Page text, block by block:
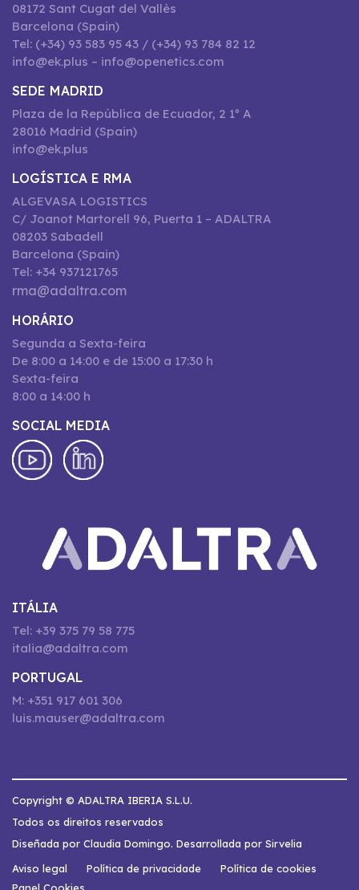
08172 Sant Cugat del Vallès
Barcelona (Spain)
Tel: (+34) 93 583 95 43 / (+34) 93 784 82 12
info@ek.plus – info@openetics.com
SEDE MADRID
Plaza de la República de Ecuador, 2 1º A
28016 Madrid (Spain)
info@ek.plus
LOGÍSTICA E RMA
ALGEVASA LOGISTICS
C/ Joanot Martorell 96, Puerta 1 – ADALTRA
08203 Sabadell
Barcelona (Spain)
Tel: +34 937121765
rma@adaltra.com
HORÁRIO
Segunda a Sexta-feira
De 8:00 a 14:00 e de 15:00 a 17:30 h
Sexta-feira
8:00 a 14:00 h
SOCIAL MEDIA
ITÁLIA
Tel: +39 375 79 58 775
italia@adaltra.com
PORTUGAL
M: +351 917 601 306
luis.mauser@adaltra.com
Copyright © ADALTRA IBERIA S.L.U.
Todos os direitos reservados
Diseñada por Claudia Domingo. Desarrollada por Sirvelia
Aviso legal
Política de privacidade
Política de cookies